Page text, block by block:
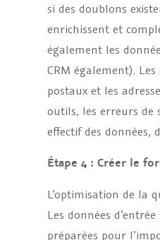
si des doublons
enrichissent et
également les
CRM également).
postaux et les
outils, les erreurs de
effectif des données,
Étape 4 : Créer le
L’optimisation de la
Les données
préparées pour